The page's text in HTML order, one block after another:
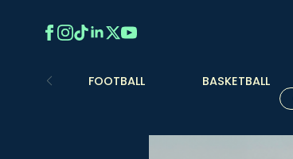
FOOTBALL BASKETBALL